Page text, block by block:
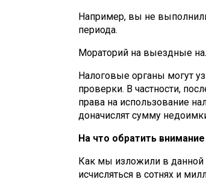
Например, вы не выполнили
периода.
Мораторий на выездные
Налоговые органы могут
проверки. В частности,
права на использование
доначислят сумму
На что обратить
Как мы изложили в данной
исчисляться в сотнях и